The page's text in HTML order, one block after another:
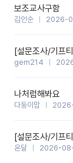
보조교사구함
김인순 2026-
gem214
나처럼해봐요
다둥이맘
온달 2026-